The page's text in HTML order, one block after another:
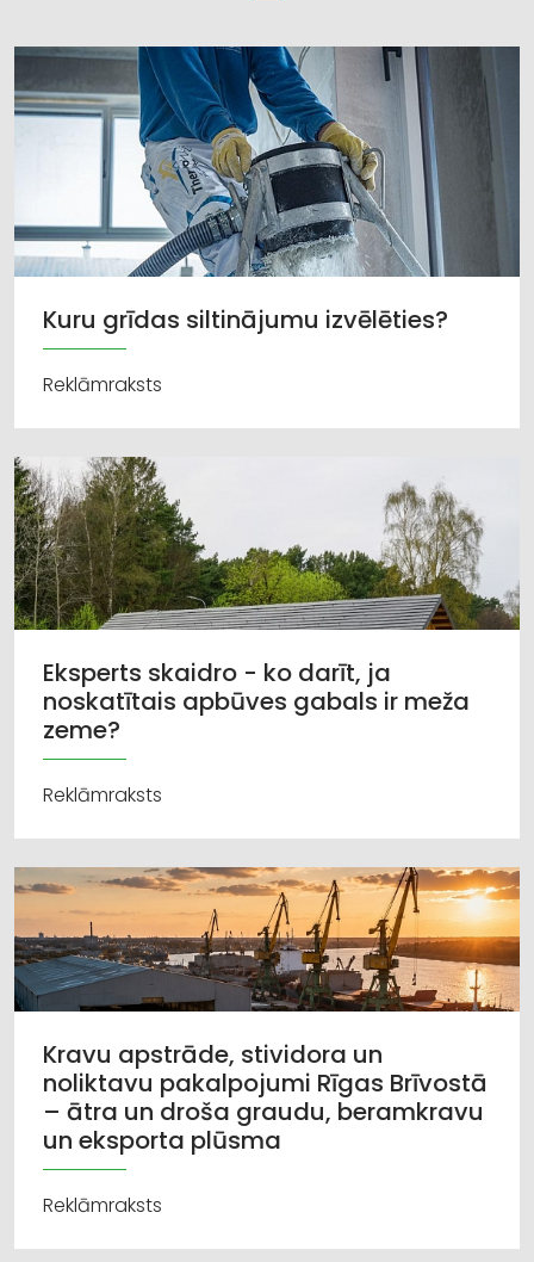
Kuru grīdas siltinājumu izvēlēties?
Reklāmraksts
Eksperts skaidro - ko darīt, ja
noskatītais apbūves gabals ir meža
zeme?
Reklāmraksts
Kravu apstrāde, stividora un
noliktavu pakalpojumi Rīgas Brīvostā
– ātra un droša graudu, beramkravu
un eksporta plūsma
Reklāmraksts